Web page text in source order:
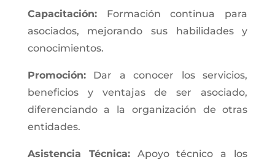
Capacitación:Formación continua para
asociados, mejorando sus habilidades y
conocimientos.
Promoción:Dar a conocer los servicios,
beneficios y ventajas de ser asociado,
diferenciando a la organización de otras
entidades.
Asistencia Técnica:Apoyo técnico a los